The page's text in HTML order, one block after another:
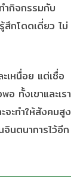
ำกิจกรรมกับ
สึกโดดเดี่ยว ไม่
เหนื่อย แต่เชื่อ
อ ทั้งเขาและเรา
จะทำให้สังคมสูง
จินตนาการไว้อีก